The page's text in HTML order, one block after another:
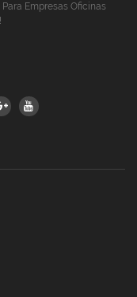
Empresas Oficinas